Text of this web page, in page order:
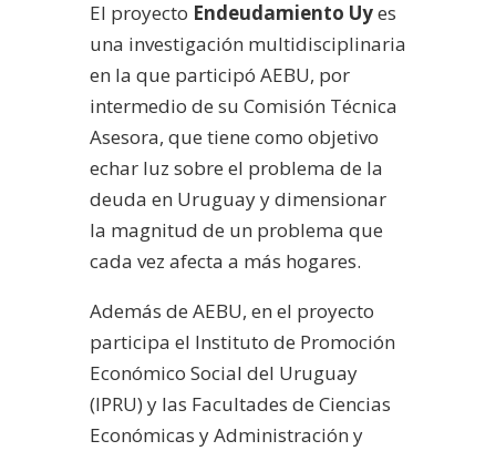
El proyecto Endeudamiento Uyes
una investigación multidisciplinaria
en la que participó AEBU, por
intermedio de su Comisión Técnica
Asesora, que tiene como objetivo
echar luz sobre el problema de la
deuda en Uruguay y dimensionar
la magnitud de un problema que
cada vez afecta a más hogares.
Además de AEBU, en el proyecto
participa el Instituto de Promoción
Económico Social del Uruguay
(IPRU) y las Facultades de Ciencias
Económicas y Administración y